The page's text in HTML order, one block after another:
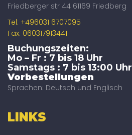
Friedberger str 44 61169 Friedberg
Tel: +496031 6707095
Fax: 060317913441
Buchungszeiten:
Mo – Fr : 7 bis 18 Uhr
Samstags : 7 bis 13:00 Uhr
Vorbestellungen
Sprachen: Deutsch und Englisch
LINKS